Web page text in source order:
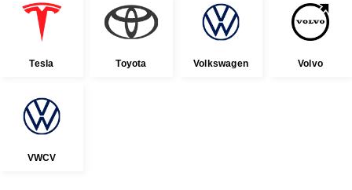
Tesla Toyota Volkswagen Volvo
VWCV